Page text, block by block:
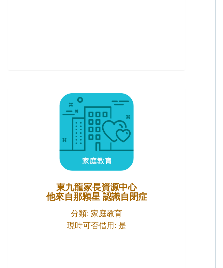
東九龍家長資源中心
他來自那顆星 認識自閉症
分類: 家庭教育
現時可否借用: 是